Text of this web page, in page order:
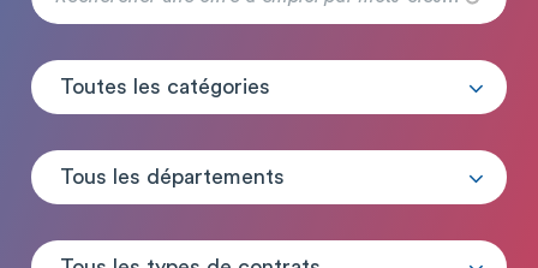
Toutes les catégories
Tous les départements